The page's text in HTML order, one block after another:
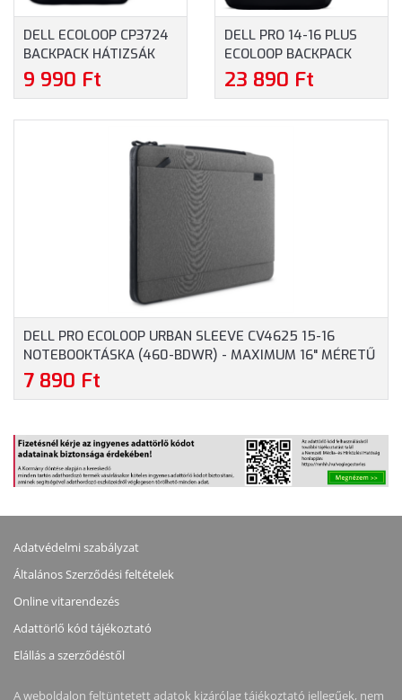
DELL ECOLOOP CP3724
BACKPACK HÁTIZSÁK
(460-BDSS) - MAXIMUM
16.0" MÉRETŰ
9 990 Ft
DELL PRO 14-16 PLUS
ECOLOOP BACKPACK
CP5626 HÁTIZSÁK
(460-BFFV) - MAXIMUM
23 890 Ft
DELL PRO ECOLOOP URBAN SLEEVE CV4625 15-16
NOTEBOOKTÁSKA (460-BDWR) - MAXIMUM 16" MÉRETŰ
NOTEBOOKOKHOZ, SZÜRKE SZÍNBEN
7 890 Ft
Adatvédelmi szabályzat
Általános Szerződési feltételek
Online vitarendezés
Adattörlő kód tájékoztató
Elállás a szerződéstől
A weboldalon feltüntetett adatok kizárólag tájékoztató jellegűek, nem